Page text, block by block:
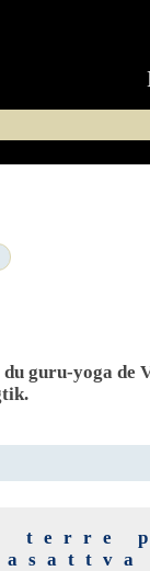
guru-yoga de
terre